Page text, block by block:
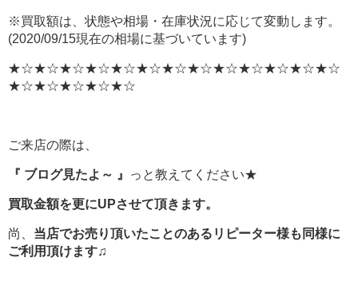
※買取額は、状態や相場・在庫状況に応じて変動します。
(2020/09/15現在の相場に基づいています)
★☆★☆★☆★☆★☆★☆★☆★☆★☆★☆★☆★☆★☆
★☆★☆★☆★☆★☆
ご来店の際は、
『 ブログ見たよ～ 』 っと教えてください★
買取金額を更にUPさせて頂きます。
尚、 当店でお売り頂いたことのあるリピーター様も同様に
ご利用頂けます♫